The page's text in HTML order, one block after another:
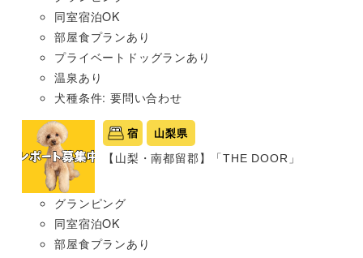
同室宿泊OK
部屋食プランあり
プライベートドッグランあり
温泉あり
犬種条件: 要問い合わせ
宿 山梨県
【山梨・南都留郡】「THE DOOR」
グランピング
同室宿泊OK
部屋食プランあり